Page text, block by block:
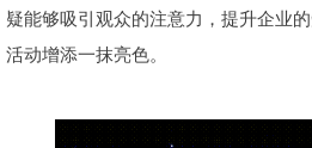
疑能够吸引观众的注意力，提升企业
活动增添一抹亮色。